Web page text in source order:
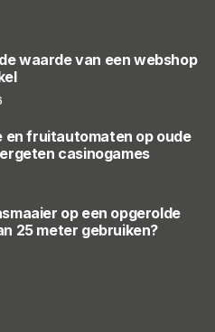
waarde van een webshop
en fruitautomaten op oude
casinogames
op een opgerolde
25 meter gebruiken?